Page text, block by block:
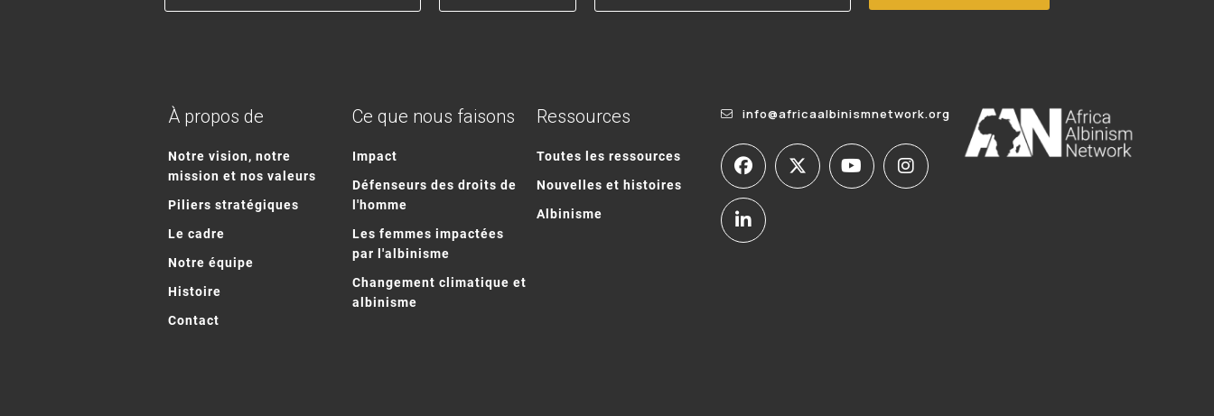
À propos de
Notre vision, notre
mission et nos valeurs
Piliers stratégiques
Le cadre
Notre équipe
Histoire
Contact
Ce que nous faisons
Impact
Défenseurs des droits de
l'homme
Les femmes impactées
par l'albinisme
Changement climatique et
albinisme
Ressources
Toutes les ressources
Nouvelles et histoires
Albinisme
info@africaalbinismnetwork.org